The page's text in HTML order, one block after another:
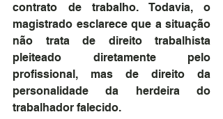
contrato de trabalho. Todavia, o
magistrado esclarece que a situação
não trata de direito trabalhista
pleiteado diretamente pelo
profissional, mas de direito da
personalidade da herdeira do
trabalhador falecido.